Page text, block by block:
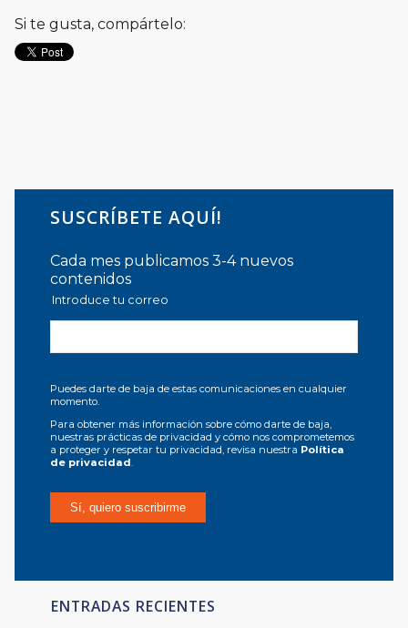
Si te gusta, compártelo:
SUSCRÍBETE AQUÍ!
Cada mes publicamos 3-4 nuevos
contenidos
Introduce tu correo
Puedes darte de baja de estas comunicaciones en cualquier
momento.
Para obtener más información sobre cómo darte de baja,
nuestras prácticas de privacidad y cómo nos comprometemos
a proteger y respetar tu privacidad, revisa nuestra Política
de privacidad
ENTRADAS RECIENTES